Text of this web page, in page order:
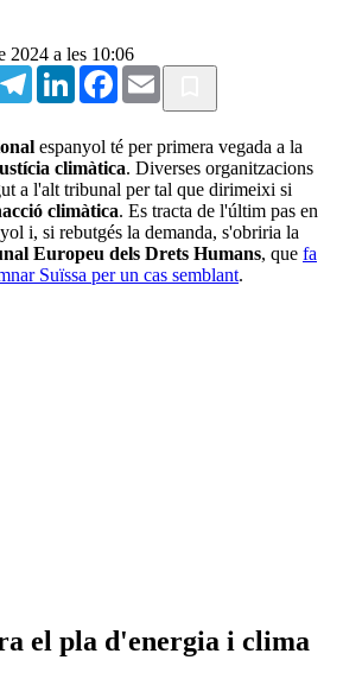
2024 a les 10:06
TelegramLinkedInFacebook
Email
espanyol té per primera vegada a la
climàtica. Diverses organitzacions
a l'alt tribunal per tal que dirimeixi si
climàtica. Es tracta de l'últim pas en
i, si rebutgés la demanda, s'obriria la
Europeu dels Drets Humans, que fa
Suïssa per un cas semblant.
el pla d'energia i clima